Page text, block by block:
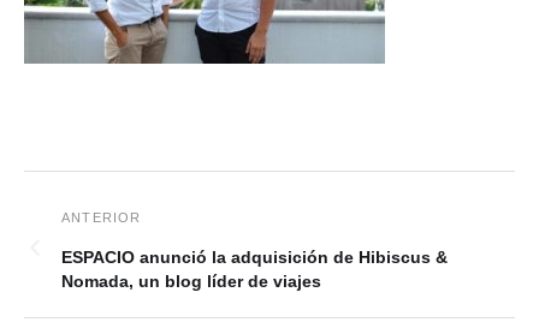
ESPACIO anunció la adquisición de Hibiscus &
Nomada, un blog líder de viajes